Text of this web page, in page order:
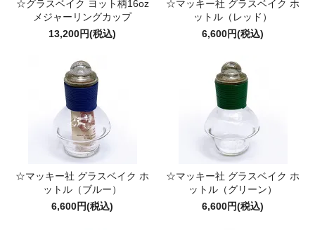
☆グラスベイク ヨット柄16oz
メジャーリングカップ
13,200円(税込)
☆マッキー社 グラスベイク ホ
ットル（レッド）
6,600円(税込)
☆マッキー社 グラスベイク ホ
ットル（ブルー）
6,600円(税込)
☆マッキー社 グラスベイク ホ
ットル（グリーン）
6,600円(税込)